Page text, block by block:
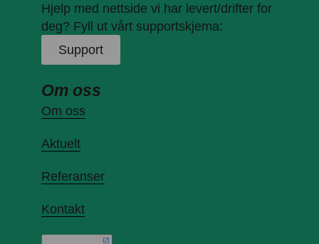
Hjelp med nettside vi har levert/drifter for
deg? Fyll ut vårt supportskjema:
Support
Om oss
Om oss
Aktuelt
Referanser
Kontakt